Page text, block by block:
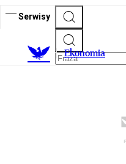
Serwisy
Ekonomia